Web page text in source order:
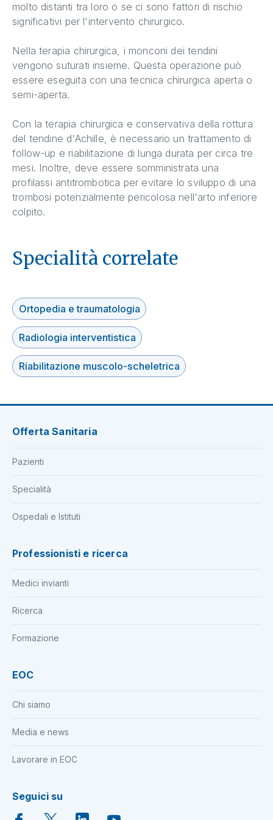
molto distanti tra loro o se ci sono fattori di rischio
significativi per l'intervento chirurgico.
Nella terapia chirurgica, i monconi dei tendini
vengono suturati insieme. Questa operazione può
essere eseguita con una tecnica chirurgica aperta o
semi-aperta.
Con la terapia chirurgica e conservativa della rottura
del tendine d'Achille, è necessario un trattamento di
follow-up e riabilitazione di lunga durata per circa tre
mesi. Inoltre, deve essere somministrata una
profilassi antitrombotica per evitare lo sviluppo di una
trombosi potenzialmente pericolosa nell'arto inferiore
colpito.
Specialità correlate
Ortopedia e traumatologia
Radiologia interventistica
Riabilitazione muscolo-scheletrica
Offerta Sanitaria
Pazienti
Specialità
Ospedali e Istituti
Professionisti e ricerca
Medici invianti
Ricerca
Formazione
EOC
Chi siamo
Media e news
Lavorare in EOC
Seguici su